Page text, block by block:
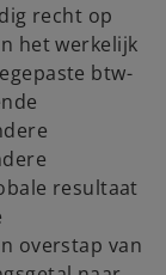
recht op
het werkelijk
btw-
resultaat
overstap van